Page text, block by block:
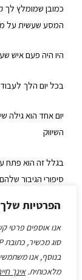
הפרטיות
אנו אוספים פרטי
בנוסף, אנו
מלאכותית.אינך
כמובן שמומלץ לך
המסע שעשית על
היו היה פעם איש
בכל יום הלך
יום אחד הוא גילה
השיווק
בגלל זה הוא פתח
סיפורי הגיבור שלהם
בגלל היכולת
הוא הצליח
עד שלבסוף הוא
ובכך איפשר